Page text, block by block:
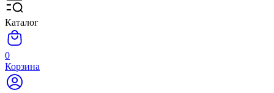
Каталог
0
Корзина